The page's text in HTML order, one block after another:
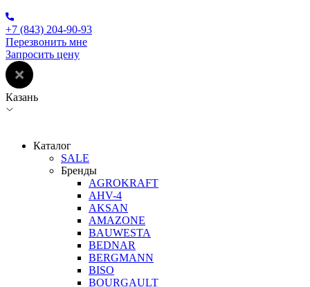
+7 (843) 204-90-93
Перезвонить мне
Запросить цену
Казань
Каталог
SALE
Бренды
AGROKRAFT
AHV-4
AKSAN
AMAZONE
BAUWESTA
BEDNAR
BERGMANN
BISO
BOURGAULT